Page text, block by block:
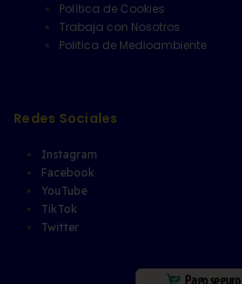
Política de Cookies
Trabaja con Nosotros
Politica de Medioambiente
Redes Sociales
Instagram
Facebook
YouTube
TikTok
Twitter
Pago seguro